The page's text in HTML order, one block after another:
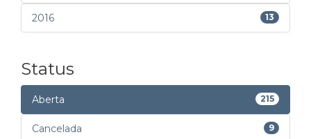
2016 13
Status
Aberta 215
Cancelada 9